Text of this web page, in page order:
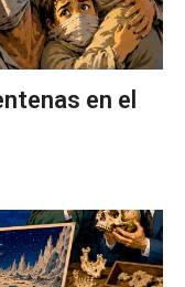
en el